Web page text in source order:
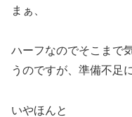
まぁ、
ハーフなのでそこまで
うのですが、準備不足
いやほんと